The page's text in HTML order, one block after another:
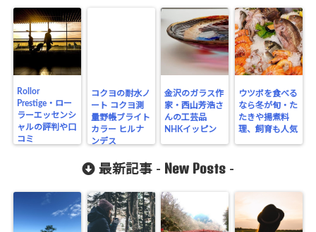
Rollor
Prestige・ロー
ラーエッセンシ
ャルの評判や口
コミ
コクヨの耐水ノ
ート コクヨ測
量野帳ブライト
カラー ヒルナ
ンデス
金沢のガラス作
家・西山芳浩さ
んの工芸品
NHKイッピン
ウツボを食べる
なら冬が旬・た
たきや揚煮料
理、飼育も人気
最新記事 - New Posts -